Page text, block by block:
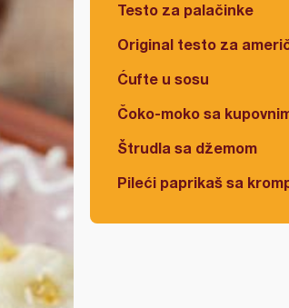
Testo za palačinke
Original testo za
Ćufte u sosu
Čoko-moko sa
Štrudla sa džemom
Pileći paprikaš sa